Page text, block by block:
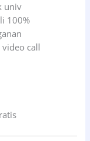
univ
100%
call